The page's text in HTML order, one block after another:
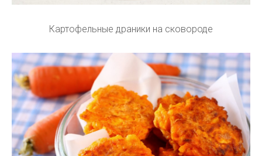
Картофельные драники на сковороде